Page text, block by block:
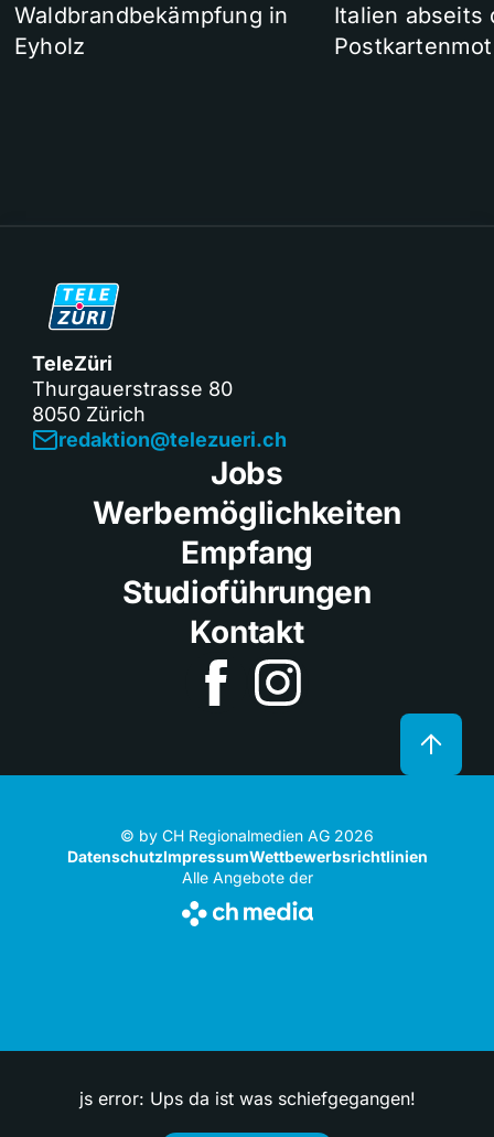
Waldbrandbekämpfung in
Eyholz
Italien abseits
TeleZüri
Thurgauerstrasse 80
8050 Zürich
redaktion@telezueri.ch
Jobs
Werbemöglichkeiten
Empfang
Studioführungen
Kontakt
© by CH Regionalmedien AG 2026
DatenschutzImpressumWettbewerbsrichtlinien
Alle Angebote der
js error: Ups da ist was schiefgegangen!